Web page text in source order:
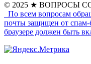
© 2025 ★ ВОПРОСЫ
По всем вопросам
почты защищен от спам-
браузере должен быть